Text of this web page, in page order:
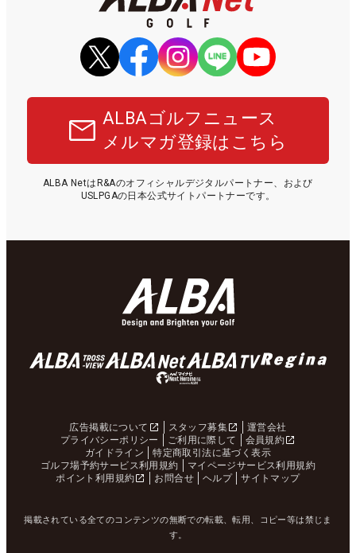
ALBAゴルフニュース
メルマガ登録はこちら
ALBA NetはR&Aのオフィシャルデジタルパートナー、および
USLPGAの日本公式サイトパートナーです。
広告掲載について スタッフ募集
運営会社
プライバシーポリシー
ご利用に際して
会員規約
ガイドライン
特定商取引法に基づく表示
ゴルフ場予約サービス利用規約
マイページサービス利用規約
ポイント利用規約
お問合せ ヘルプ サイトマップ
掲載されている全てのコンテンツの無断での転載、転用、コピー等は禁じま
す。